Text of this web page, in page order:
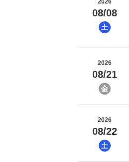
2026
08/08
土
2026
08/21
金
2026
08/22
土